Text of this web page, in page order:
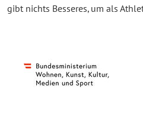
gibt nichts Besseres, um als